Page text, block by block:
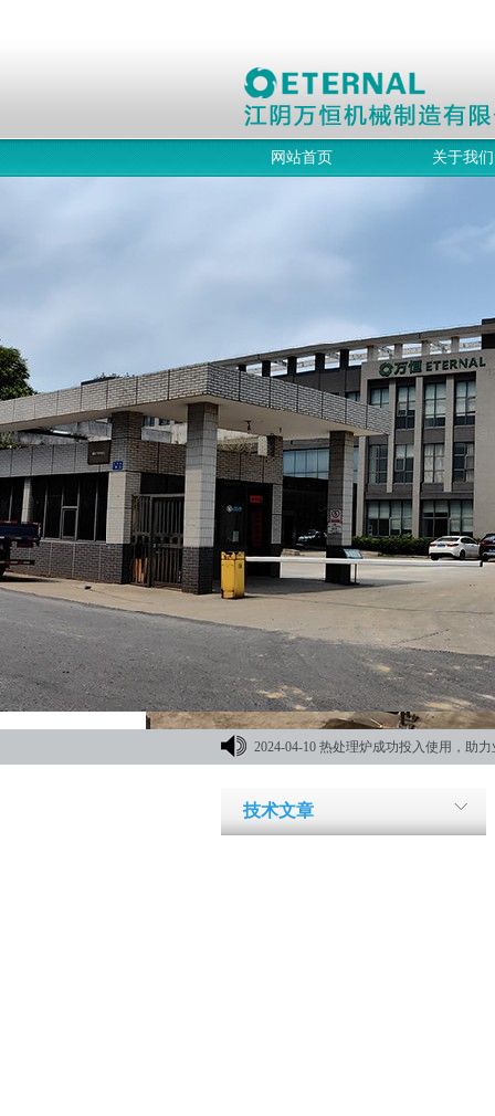
网站首页 关于我们
2024-04-10 热处理炉成功投入使用，助
技术文章